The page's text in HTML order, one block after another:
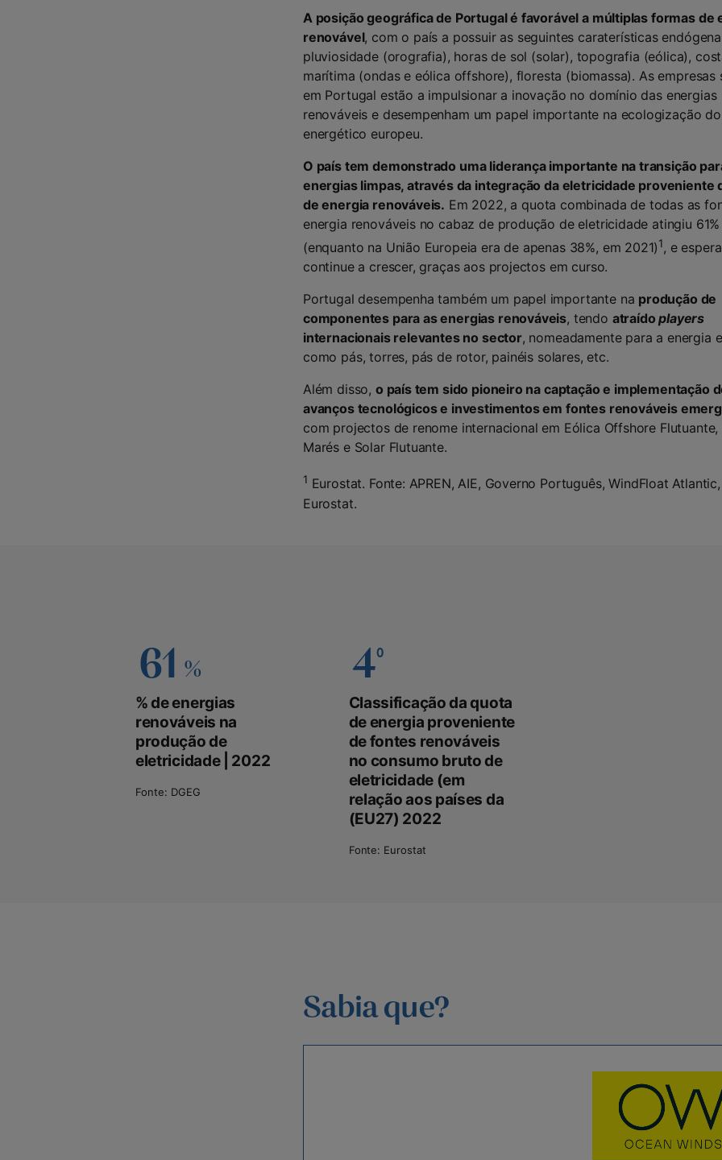
A posição geográfica de Portugal é favorável a múltiplas formas de
renovável, com o país a possuir as seguintes caraterísticas
pluviosidade (orografia), horas de sol (solar), topografia (eólica),
marítima (ondas e eólica offshore), floresta (biomassa). As empresas
em Portugal estão a impulsionar a inovação no domínio das energias
renováveis e desempenham um papel importante na ecologização
energético europeu.
O país tem demonstrado uma liderança importante na transição
energias limpas, através da integração da eletricidade proveniente
de energia renováveis. Em 2022, a quota combinada de todas as
energia renováveis no cabaz de produção de eletricidade atingiu 61%
(enquanto na União Europeia era de apenas 38%, em 2021)1, e
continue a crescer, graças aos projectos em curso.
Portugal desempenha também um papel importante na produção de
componentes para as energias renováveis, tendo atraídoplayers
internacionais relevantes no sector, nomeadamente para a energia
como pás, torres, pás de rotor, painéis solares, etc.
Além disso, o país tem sido pioneiro na captação e implementação
avanços tecnológicos e investimentos em fontes renováveis
com projectos de renome internacional em Eólica Offshore Flutuante,
Marés e Solar Flutuante.
1 Eurostat. Fonte: APREN, AIE, Governo Português, WindFloat Atlantic,
Eurostat.
61 %
% de energias
renováveis na
produção de
eletricidade | 2022
Fonte: DGEG
4º
Classificação da quota
de energia proveniente
de fontes renováveis
no consumo bruto de
eletricidade (em
relação aos países da
(EU27) 2022
Fonte: Eurostat
Sabia que?